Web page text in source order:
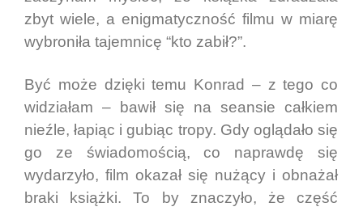
zbyt wiele, a enigmatyczność filmu w miarę
wybroniła tajemnicę “kto zabił?”.
Być może dzięki temu Konrad – z tego co
widziałam – bawił się na seansie całkiem
nieźle, łapiąc i gubiąc tropy. Gdy oglądało się
go ze świadomością, co naprawdę się
wydarzyło, film okazał się nużący i obnażał
braki książki. To by znaczyło, że część